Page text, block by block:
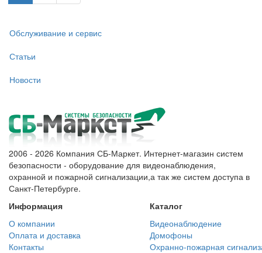
Обслуживание и сервис
Статьи
Новости
2006 - 2026 Компания СБ-Маркет. Интернет-магазин систем
безопасности - оборудование для видеонаблюдения,
охранной и пожарной сигнализации,а так же систем доступа в
Санкт-Петербурге.
Информация
Каталог
О компании
Видеонаблюдение
Оплата и доставка
Домофоны
Контакты
Охранно-пожарная